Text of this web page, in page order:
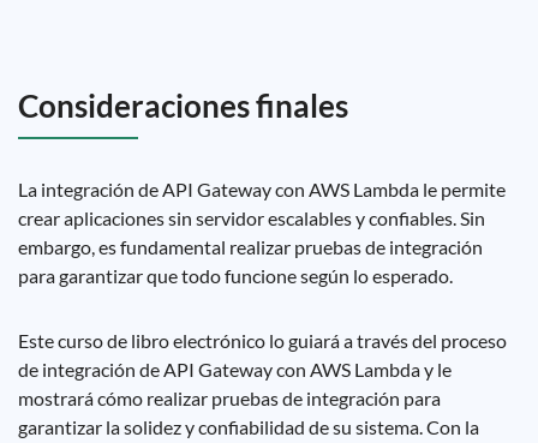
Consideraciones finales
La integración de API Gateway con AWS Lambda le permite
crear aplicaciones sin servidor escalables y confiables. Sin
embargo, es fundamental realizar pruebas de integración
para garantizar que todo funcione según lo esperado.
Este curso de libro electrónico lo guiará a través del proceso
de integración de API Gateway con AWS Lambda y le
mostrará cómo realizar pruebas de integración para
garantizar la solidez y confiabilidad de su sistema. Con la